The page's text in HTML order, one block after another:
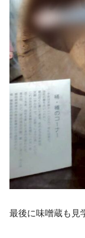
最後に味噌蔵も見